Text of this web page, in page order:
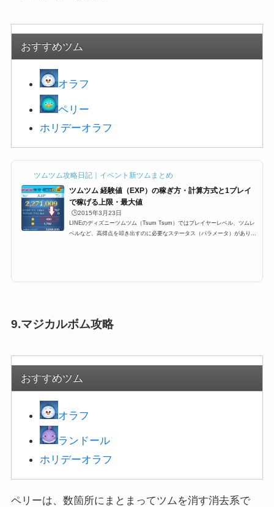
おすすめツム
オラフ
ペリー
ホリ デーオラフ
ツムツム攻略日記｜イベント新ツムまとめ
ツムツム 経験値（EXP）の稼ぎ方・計算方式と1プレイ
で稼げる上限・最大値
🕒️2015年3月23日
LINEのディズニーツムツム（Tsum Tsum）ではプレイヤーレベル、ツムレ
ベルなど、高得点を叩き出すのに必要なステータス（パラメータ）がありま
9.マジカルボム攻略
おすすめツム
オラフ
ランドール
ホリ デーオラフ
ペリーは、数箇所にまとまってツムを消す消去系で